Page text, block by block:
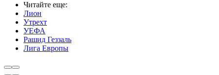
Читайте еще:
Лион
Утрехт
УЕФА
Рашид Геззаль
Лига Европы